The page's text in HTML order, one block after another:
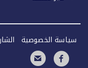
الخصوصية الشارات